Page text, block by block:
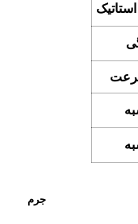
جرم